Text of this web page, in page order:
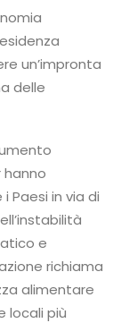
un’impronta
delle
hanno
Paesi in via di
e
richiama
alimentare
locali più